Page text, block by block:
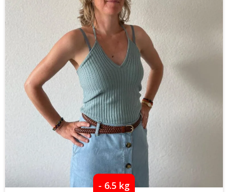
- 6.5 kg